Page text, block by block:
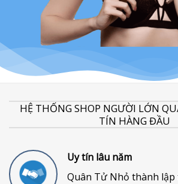
HỆ THỐNG SHOP NGƯỜI LỚN
TÍN HÀNG ĐẦU
Uy tín lâu năm
Quân Tử Nhỏ thành lập